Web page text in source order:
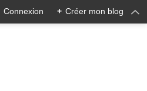
Connexion + Créer mon blog